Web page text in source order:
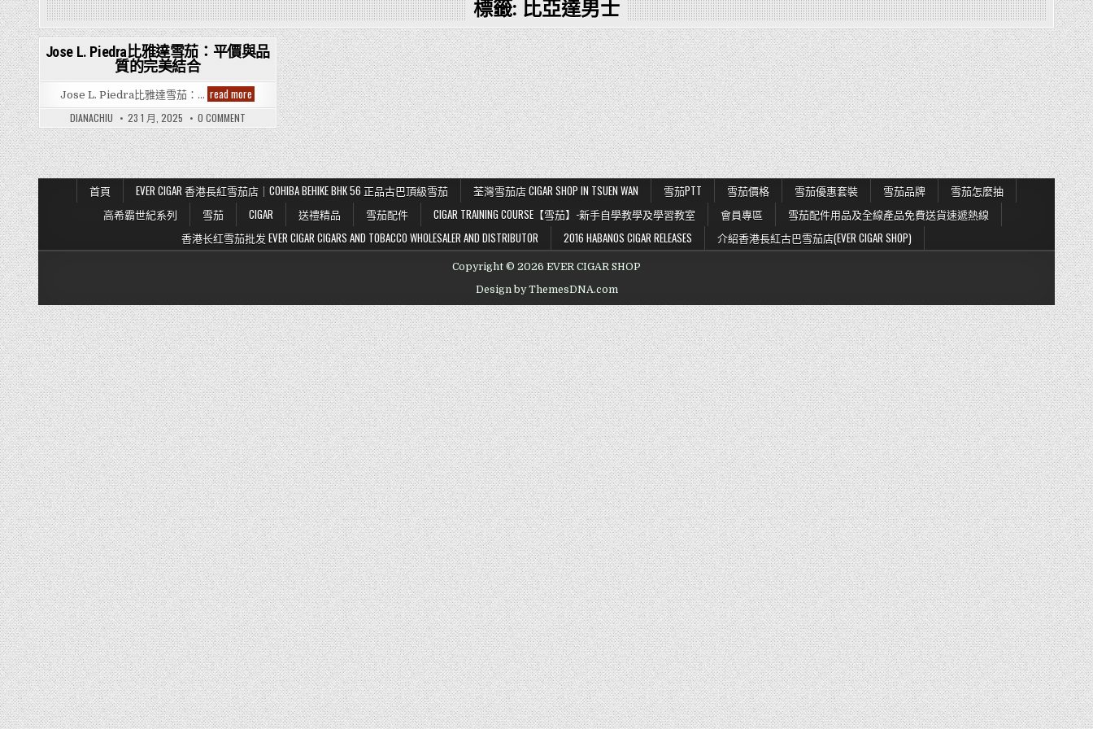
標籤: 比亞達男士
Posted
in
Jose L. Piedra比雅達雪茄：平價與品
質的完美結合
Jose L. Piedra比雅達雪茄：… read more
L.
Piedra
比
雅
達
雪
茄：
平
價
與
品
質
的
完
美
DIANACHIU 23 1 月, 2025 0 COMMENTON
JOSE
L.
PIEDRA
比
雅
達
雪
茄：
價
與
品
質
的
首頁 EVER CIGAR 香港長紅雪茄店｜COHIBA BEHIKE BHK 56 正品古巴頂級雪茄 荃灣雪茄店 CIGAR SHOP IN TSUEN WAN 雪茄PTT 雪茄價格 雪茄優惠套裝 雪茄品牌
雪茄怎麼抽
高希霸世紀系列
雪茄 CIGAR 送禮精品 雪茄配件 CIGAR TRAINING COURSE【雪茄】-新手自學教學及學習教室 會員專區
雪茄配件用品及全線產品免費送貨速遞熱線
香港长红雪茄批发 EVER CIGAR CIGARS AND TOBACCO WHOLESALER AND DISTRIBUTOR
2016 HABANOS CIGAR RELEASES 介紹香港長紅古巴雪茄店(EVER CIGAR SHOP)
Copyright © 2026 EVER CIGAR SHOP
Design by ThemesDNA.com